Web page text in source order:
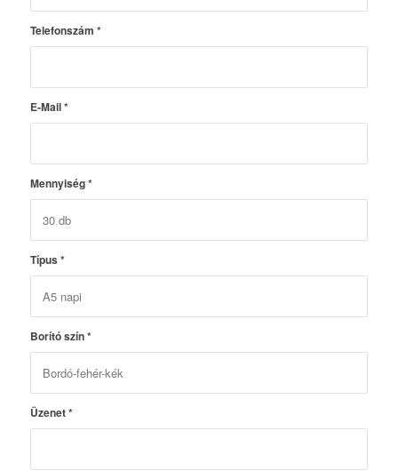
Telefonszám *
E-Mail*
Mennyiség*
Típus *
Borító szín*
Üzenet*